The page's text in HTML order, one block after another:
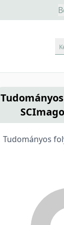
Tudományos